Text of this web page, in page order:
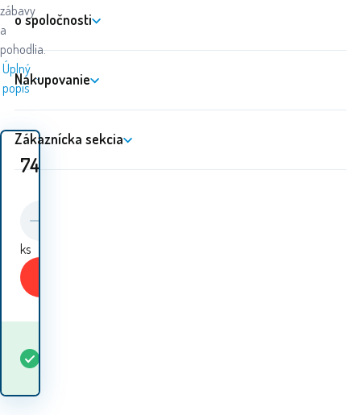
zábavy
a
pohodlia.
Úplný
popis
74.50EUR
ks
o spoločnosti
Nakupovanie
Zákaznícka sekcia